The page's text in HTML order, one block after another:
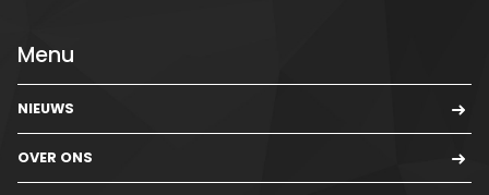
Menu
NIEUWS
OVER ONS